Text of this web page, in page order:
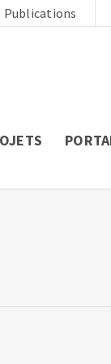
Publications